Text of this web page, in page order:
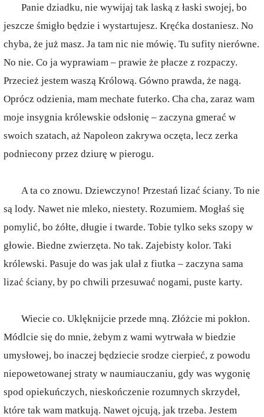
Panie dziadku, nie wywijaj tak laską z łaski swojej, bo
jeszcze śmigło będzie i wystartujesz. Kręćka dostaniesz. No
chyba, że już masz. Ja tam nic nie mówię. Tu sufity nierówne.
No nie. Co ja wyprawiam – prawie że płacze z rozpaczy.
Przecież jestem waszą Królową. Gówno prawda, że nagą.
Oprócz odzienia, mam mechate futerko. Cha cha, zaraz wam
moje insygnia królewskie odsłonię – zaczyna gmerać w
swoich szatach, aż Napoleon zakrywa oczęta, lecz zerka
podniecony przez dziurę w pierogu.
A ta co znowu. Dziewczyno! Przestań lizać ściany. To nie
są lody. Nawet nie mleko, niestety. Rozumiem. Mogłaś się
pomylić, bo żółte, długie i twarde. Tobie tylko seks szopy w
głowie. Biedne zwierzęta. No tak. Zajebisty kolor. Taki
królewski. Pasuje do was jak ulał z fiutka – zaczyna sama
lizać ściany, by po chwili przesuwać nogami, puste karty.
Wiecie co. Uklęknijcie przede mną. Złóżcie mi pokłon.
Módlcie się do mnie, żebym z wami wytrwała w biedzie
umysłowej, bo inaczej będziecie srodze cierpieć, z powodu
niepowetowanej straty w naumiauczaniu, gdy was wygonię
spod opiekuńczych, nieskończenie rozumnych skrzydeł,
które tak wam matkują. Nawet ojcują, jak trzeba. Jestem